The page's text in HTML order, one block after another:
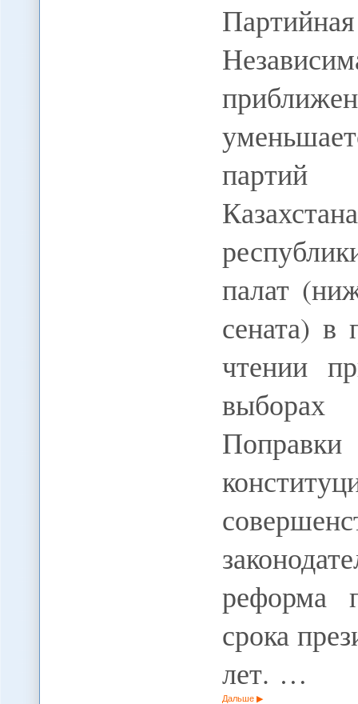
партий
палат
сената) в
чтении
выборах
реформа
срока
лет. …
Дальше